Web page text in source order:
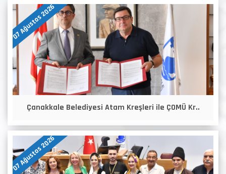
07 Ağustos 2026
Çanakkale Belediyesi Atam Kreşleri ile ÇOMÜ Kr..
07 Ağustos 2026